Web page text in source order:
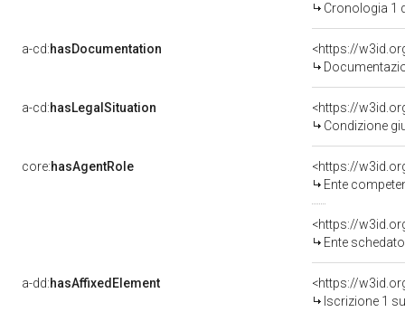
Cronologia 1
a-cd:hasDocumentation
a-cd:hasLegalSituation
Condizione
core:hasAgentRole
<https://
Ente competente
<https://
Ente schedatore
a-dd:hasAffixedElement
<https://
Iscrizione 1